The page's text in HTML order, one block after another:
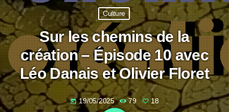
Culture
Sur les chemins de la
création – Épisode 10 avec
Léo Danais et Olivier Floret
today 19/05/2025 79 18